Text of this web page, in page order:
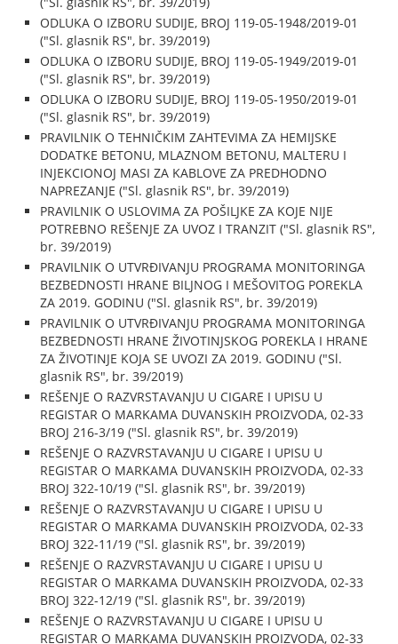
ODLUKA O IZBORU SUDIJE, BROJ 119-05-1948/2019-01
("Sl. glasnik RS", br. 39/2019)
ODLUKA O IZBORU SUDIJE, BROJ 119-05-1949/2019-01
("Sl. glasnik RS", br. 39/2019)
ODLUKA O IZBORU SUDIJE, BROJ 119-05-1950/2019-01
("Sl. glasnik RS", br. 39/2019)
PRAVILNIK O TEHNIČKIM ZAHTEVIMA ZA HEMIJSKE
DODATKE BETONU, MLAZNOM BETONU, MALTERU I
INJEKCIONOJ MASI ZA KABLOVE ZA PREDHODNO
NAPREZANJE ("Sl. glasnik RS", br. 39/2019)
PRAVILNIK O USLOVIMA ZA POŠILJKE ZA KOJE NIJE
POTREBNO REŠENJE ZA UVOZ I TRANZIT ("Sl. glasnik RS",
br. 39/2019)
PRAVILNIK O UTVRĐIVANJU PROGRAMA MONITORINGA
BEZBEDNOSTI HRANE BILJNOG I MEŠOVITOG POREKLA
ZA 2019. GODINU ("Sl. glasnik RS", br. 39/2019)
PRAVILNIK O UTVRĐIVANJU PROGRAMA MONITORINGA
BEZBEDNOSTI HRANE ŽIVOTINJSKOG POREKLA I HRANE
ZA ŽIVOTINJE KOJA SE UVOZI ZA 2019. GODINU ("Sl.
glasnik RS", br. 39/2019)
REŠENJE O RAZVRSTAVANJU U CIGARE I UPISU U
REGISTAR O MARKAMA DUVANSKIH PROIZVODA, 02-33
BROJ 216-3/19 ("Sl. glasnik RS", br. 39/2019)
REŠENJE O RAZVRSTAVANJU U CIGARE I UPISU U
REGISTAR O MARKAMA DUVANSKIH PROIZVODA, 02-33
BROJ 322-10/19 ("Sl. glasnik RS", br. 39/2019)
REŠENJE O RAZVRSTAVANJU U CIGARE I UPISU U
REGISTAR O MARKAMA DUVANSKIH PROIZVODA, 02-33
BROJ 322-11/19 ("Sl. glasnik RS", br. 39/2019)
REŠENJE O RAZVRSTAVANJU U CIGARE I UPISU U
REGISTAR O MARKAMA DUVANSKIH PROIZVODA, 02-33
BROJ 322-12/19 ("Sl. glasnik RS", br. 39/2019)
REŠENJE O RAZVRSTAVANJU U CIGARE I UPISU U
REGISTAR O MARKAMA DUVANSKIH PROIZVODA, 02-33